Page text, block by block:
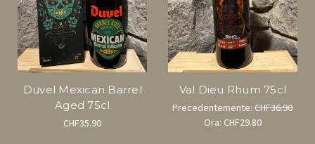
Duvel Mexican Barrel
Aged 75cl
CHF35.90
Val Dieu Rhum 75cl
Precedentemente:CHF36.90
Ora: CHF29.80